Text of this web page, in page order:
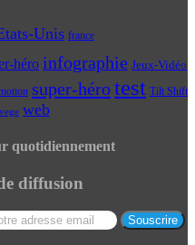
Unis france
héro infographie Jeux-Vidéo
super-hérotest Tilt Shift
web
quotidiennement
diffusion